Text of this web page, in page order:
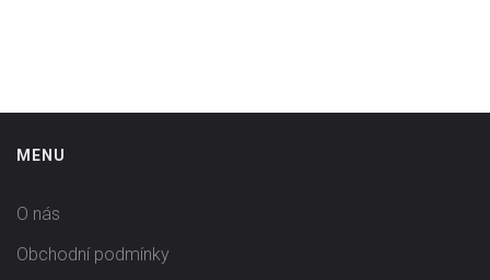
MENU
O nás
Obchodní podmínky